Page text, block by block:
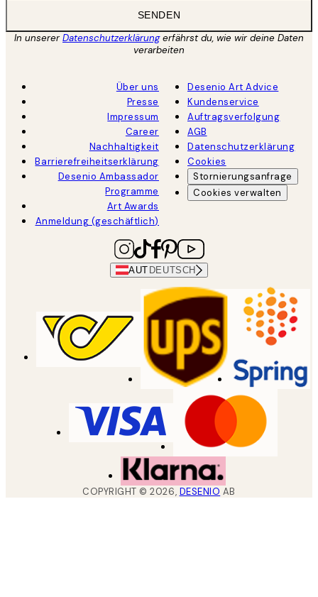
SENDEN
In unsererDatenschutzerklärungerfährst du, wie wir deine Daten
verarbeiten
Über uns
Presse
Impressum
Career
Nachhaltigkeit
Barrierefreiheitserklärung
Desenio Ambassador
Programme
Art Awards
Anmeldung (geschäftlich)
Desenio Art Advice
Kundenservice
Auftragsverfolgung
AGB
Datenschutzerklärung
Cookies
Stornierungsanfrage
Cookies verwalten
AUT DEUTSCH
COPYRIGHT ©2026, DESENIO AB